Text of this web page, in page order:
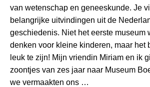
van wetenschap en geneeskunde. Je
belangrijke uitvindingen uit de
geschiedenis. Niet het eerste museum
denken voor kleine kinderen, maar het
leuk te zijn! Mijn vriendin Miriam en ik
zoontjes van zes jaar naar Museum
we vermaakten ons …